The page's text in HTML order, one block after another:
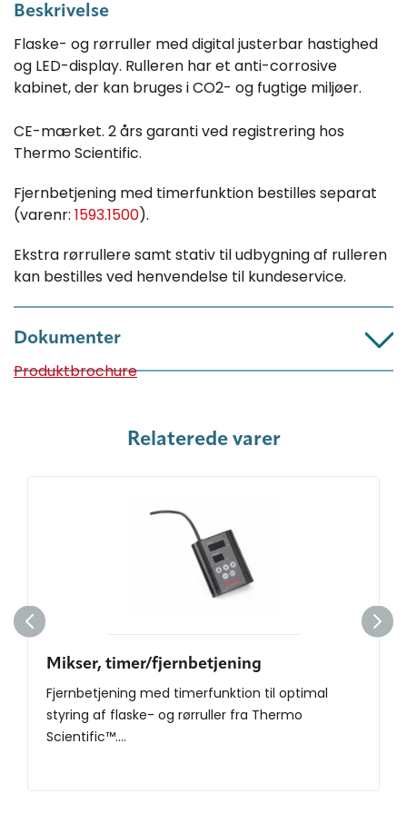
Beskrivelse
Flaske- og rørruller med digital justerbar hastighed
og LED-display. Rulleren har et anti-corrosive
kabinet, der kan bruges i CO2- og fugtige miljøer.
CE-mærket. 2 års garanti ved registrering hos
Thermo Scientific.
Fjernbetjening med timerfunktion bestilles separat
(varenr: 1593.1500).
Ekstra rørrullere samt stativ til udbygning af rulleren
kan bestilles ved henvendelse til kundeservice.
Dokumenter
Produktbrochure
Relaterede varer
Mikser, timer/fjernbetjening
Fjernbetjening med timerfunktion til optimal
styring af flaske- og rørruller fra Thermo
Scientific™....